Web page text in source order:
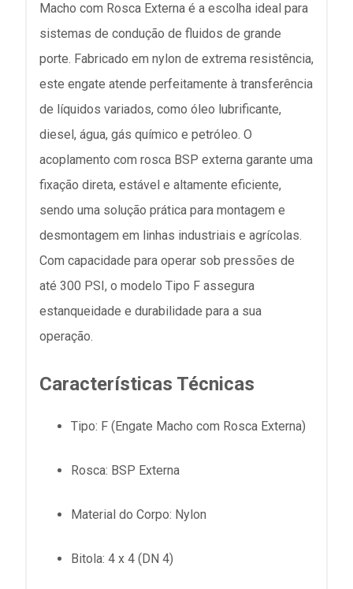
Macho com Rosca Externa é a escolha ideal para
sistemas de condução de fluidos de grande
porte. Fabricado em nylon de extrema resistência,
este engate atende perfeitamente à transferência
de líquidos variados, como óleo lubrificante,
diesel, água, gás químico e petróleo. O
acoplamento com rosca BSP externa garante uma
fixação direta, estável e altamente eficiente,
sendo uma solução prática para montagem e
desmontagem em linhas industriais e agrícolas.
Com capacidade para operar sob pressões de
até 300 PSI, o modelo Tipo F assegura
estanqueidade e durabilidade para a sua
operação.
Características Técnicas
Tipo: F (Engate Macho com Rosca Externa)
Rosca: BSP Externa
Material do Corpo: Nylon
Bitola: 4 x 4 (DN 4)